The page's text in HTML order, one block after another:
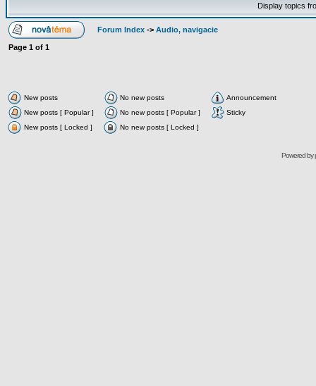
Display topics
Forum Index -> Audio, navigacie
Page 1 of 1
New posts No new posts
Announcement
New posts [ Popular ]
No new posts [ Popular ]
Sticky
New posts [ Locked ]
No new posts [ Locked ]
Powered by